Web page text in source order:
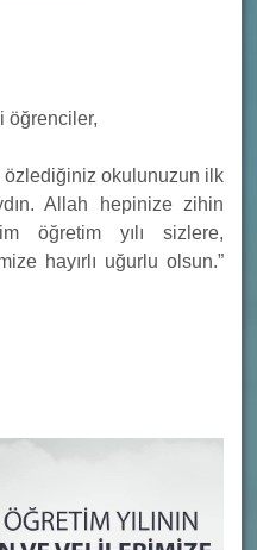
öğrenciler,
Allah hepinize zihin
öğretim yılı sizlere,
hayırlı uğurlu olsun.”